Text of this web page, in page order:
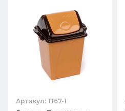
Артикул: Т167-1